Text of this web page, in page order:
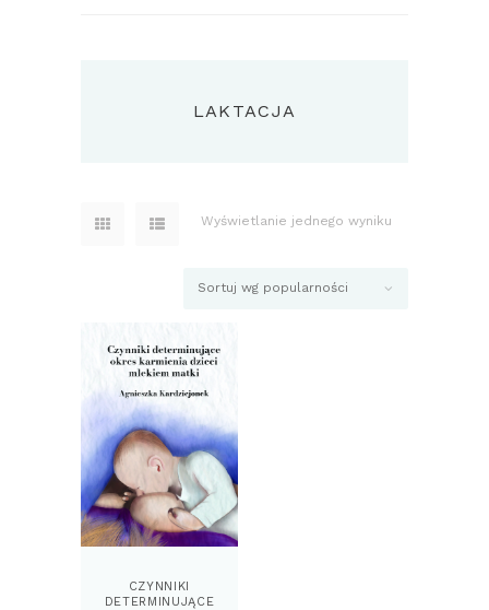
LAKTACJA
Wyświetlanie jednego wyniku
CZYNNIKI
DETERMINUJĄCE